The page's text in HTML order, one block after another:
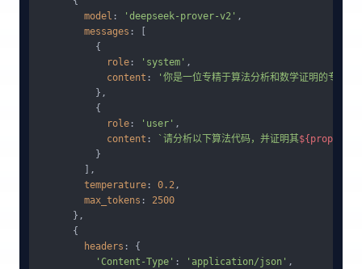
model : 'deepseek-prover-v2' ,
messages : [
          {
role : 'system' ,
content :
'你是一位专精于算法分析和数学证明的专家
          },
          {
role : 'user' ,
content : `请分析以下算法代码，并证明其
          }
        ],
temperature : 0.2,
max_tokens : 2500
      },
      {
headers : {
'Content-Type' : 'application/json' ,